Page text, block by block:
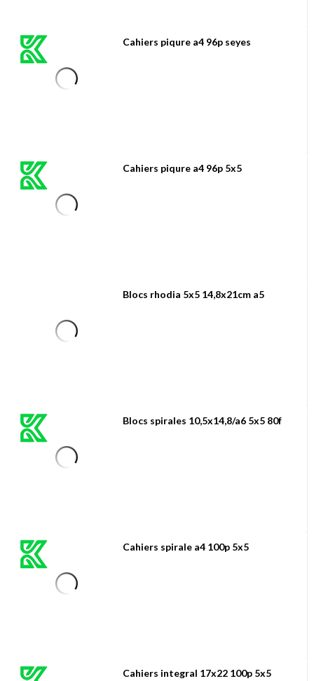
Cahiers piqure a4 96p seyes
Cahiers piqure a4 96p 5x5
Blocs rhodia 5x5 14,8x21cm a5
Blocs spirales 10,5x14,8/a6 5x5 80f
Cahiers spirale a4 100p 5x5
Cahiers integral 17x22 100p 5x5